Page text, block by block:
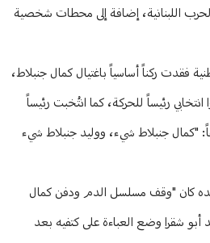
اللبنانية، إضافة إلى محطات شخصية
فقدت ركناً أساسياً باغتيال كمال جنبلاط،
رئيساً للحركة، كما انتُخبت رئيساً
"كمال جنبلاط شيء، ووليد جنبلاط شيء
كان "وقف مسلسل الدم ودفن كمال
شقرا وضع العباءة على كتفيه بعد